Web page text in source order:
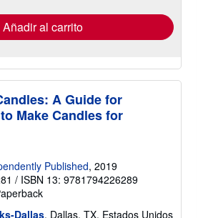
envío
Añadir al carrito
A Guide for
Make Candles for
Published, 2019
/ ISBN 13: 9781794226289
Dallas, Dallas, TX, Estados Unidos